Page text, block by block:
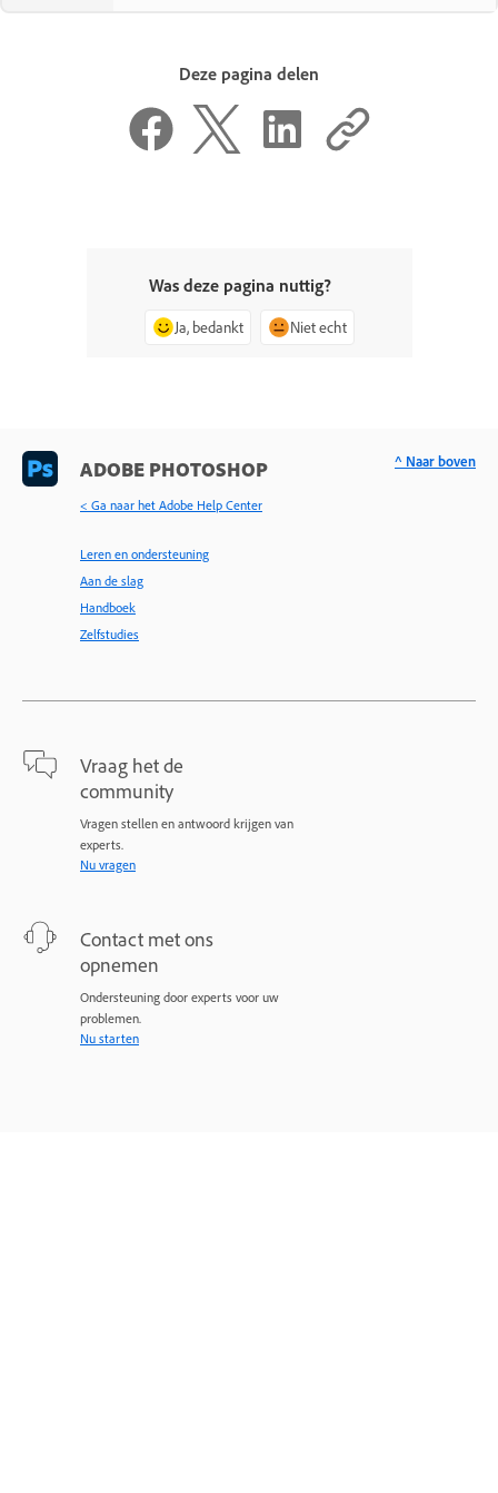
Deze pagina delen
Was deze pagina nuttig?
Ja, bedankt Niet echt
ADOBE PHOTOSHOP
< Ga naar het Adobe Help Center
Leren en ondersteuning
Aan de slag
Handboek
Zelfstudies
Vraag het de
community
Vragen stellen en antwoord krijgen van
experts.
Nu vragen
Contact met ons
opnemen
Ondersteuning door experts voor uw
problemen.
Nu starten
^ Naar boven